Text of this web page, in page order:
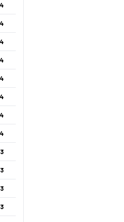
4
4
4
4
4
4
4
4
3
3
3
3